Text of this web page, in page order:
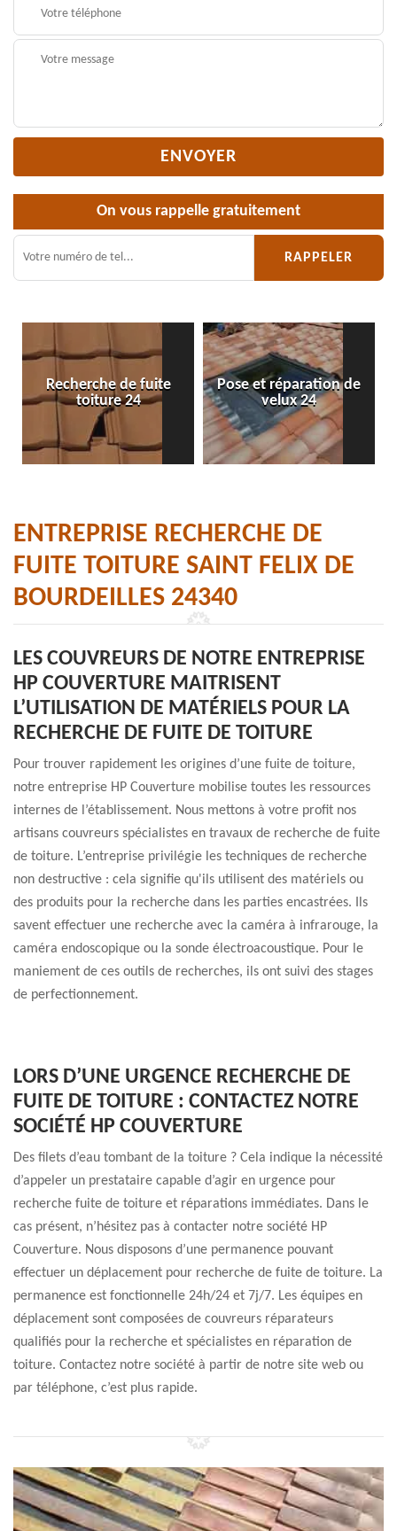
On vous rappelle gratuitement
Recherche de fuite
toiture 24
Pose et réparation de
velux 24
ENTREPRISE RECHERCHE DE
FUITE TOITURE SAINT FELIX DE
BOURDEILLES 24340
LES COUVREURS DE NOTRE ENTREPRISE
HP COUVERTURE MAITRISENT
L’UTILISATION DE MATÉRIELS POUR LA
RECHERCHE DE FUITE DE TOITURE
Pour trouver rapidement les origines d’une fuite de toiture,
notre entreprise HP Couverture mobilise toutes les ressources
internes de l’établissement. Nous mettons à votre profit nos
artisans couvreurs spécialistes en travaux de recherche de fuite
de toiture. L’entreprise privilégie les techniques de recherche
non destructive : cela signifie qu'ils utilisent des matériels ou
des produits pour la recherche dans les parties encastrées. Ils
savent effectuer une recherche avec la caméra à infrarouge, la
caméra endoscopique ou la sonde électroacoustique. Pour le
maniement de ces outils de recherches, ils ont suivi des stages
de perfectionnement.
LORS D’UNE URGENCE RECHERCHE DE
FUITE DE TOITURE : CONTACTEZ NOTRE
SOCIÉTÉ HP COUVERTURE
Des filets d’eau tombant de la toiture ? Cela indique la nécessité
d’appeler un prestataire capable d’agir en urgence pour
recherche fuite de toiture et réparations immédiates. Dans le
cas présent, n’hésitez pas à contacter notre société HP
Couverture. Nous disposons d’une permanence pouvant
effectuer un déplacement pour recherche de fuite de toiture. La
permanence est fonctionnelle 24h/24 et 7j/7. Les équipes en
déplacement sont composées de couvreurs réparateurs
qualifiés pour la recherche et spécialistes en réparation de
toiture. Contactez notre société à partir de notre site web ou
par téléphone, c’est plus rapide.